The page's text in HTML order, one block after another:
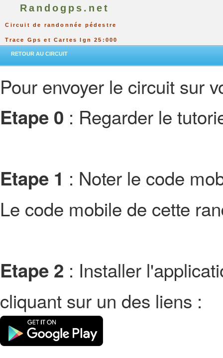
Randogps.net
Circuit de randonnée pédestre
Trace Gps et Cartes Ign 25:000
RETOUR AU CIRCUIT
Pour envoyer le circuit sur
Etape 0 : Regarder le
Etape 1 : Noter le code
Le code mobile de cette
Etape 2 : Installer
cliquant sur un des liens :